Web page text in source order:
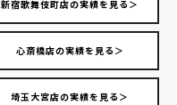
新宿歌舞伎町店の実績を見る＞
心斎橋店の実績を見る＞
埼玉大宮店の実績を見る＞